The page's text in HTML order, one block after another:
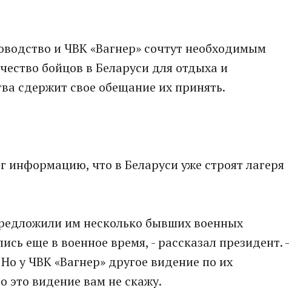
и ЧВК «Вагнер» сочтут необходимым
бойцов в Беларуси для отдыха и
сдержит свое обещание их принять.
информацию, что в Беларуси уже строят лагеря
им несколько бывших военных
еще в военное время, - рассказал президент. -
у ЧВК «Вагнер» другое видение по их
это видение вам не скажу.